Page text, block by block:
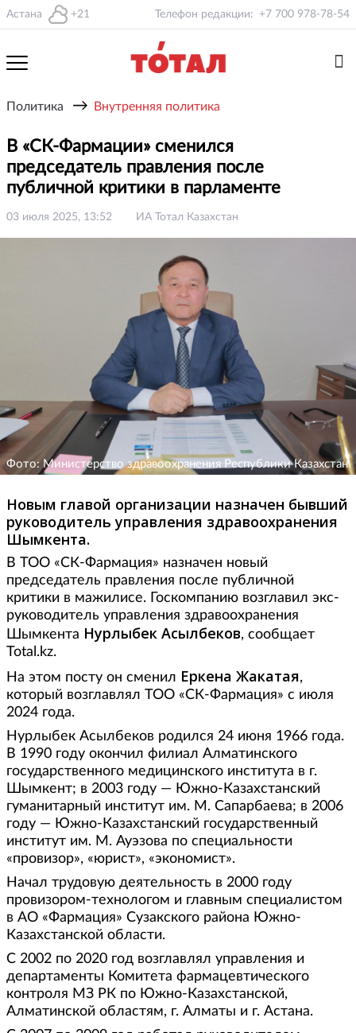
Астана +21 Телефон редакции: +7 700 978-78-54
Политика → Внутренняя политика
В «СК-Фармации» сменился
председатель правления после
публичной критики в парламенте
03 июля 2025, 13:52 ИА Тотал Казахстан
Фото: Министерство здравоохранения Республики Казахстан
Новым главой организации назначен бывший
руководитель управления здравоохранения
Шымкента.
В ТОО «СК-Фармация» назначен новый
председатель правления после публичной
критики в мажилисе. Госкомпанию возглавил экс-
руководитель управления здравоохранения
Шымкента Нурлыбек Асылбеков, сообщает
Total.kz.
На этом посту он сменил Еркена Жакатая,
который возглавлял ТОО «СК-Фармация» с июля
2024 года.
Нурлыбек Асылбеков родился 24 июня 1966 года.
В 1990 году окончил филиал Алматинского
государственного медицинского института в г.
Шымкент; в 2003 году — Южно-Казахстанский
гуманитарный институт им. М. Сапарбаева; в 2006
году — Южно-Казахстанский государственный
институт им. М. Ауэзова по специальности
«провизор», «юрист», «экономист».
Начал трудовую деятельность в 2000 году
провизором-технологом и главным специалистом
в АО «Фармация» Сузакского района Южно-
Казахстанской области.
С 2002 по 2020 год возглавлял управления и
департаменты Комитета фармацевтического
контроля МЗ РК по Южно-Казахстанской,
Алматинской областям, г. Алматы и г. Астана.